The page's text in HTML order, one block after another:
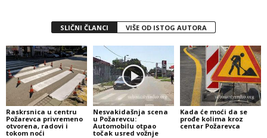
SLIČNI ČLANCI VIŠE OD ISTOG AUTORA
Raskrsnica u centru
Požarevca privremeno
otvorena, radovi i
tokom noći
Nesvakidašnja scena
u Požarevcu:
Automobilu otpao
točak usred vožnje
Kada će moći da se
prođe kolima kroz
centar Požarevca